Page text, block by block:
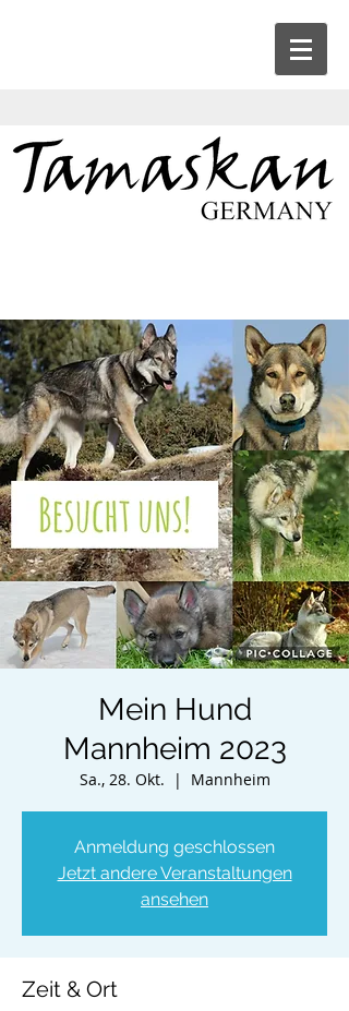
Mein Hund
Mannheim 2023
Sa., 28. Okt.
  |
Mannheim
Anmeldung geschlossen
Jetzt andere Veranstaltungen
ansehen
Zeit & Ort